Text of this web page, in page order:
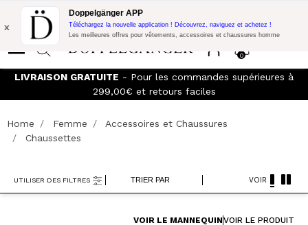
Promo Flash: 10% de réduction supplémentaire sur 300€ d'achat
avec le code:
0
x
Doppelgänger APP
Téléchargez la nouvelle application ! Découvrez, naviguez et achetez !
Les meilleures offres pour vêtements, accessoires et chaussures homme
LIVRAISON GRATUITE - Pour les commandes supérieures à
299,00€ et retours faciles
Home Femme
Accessoires et Chaussures
Chaussettes
TRIER PAR
UTILISER DES FILTRES VOIR
VOIR LE MANNEQUINVOIR LE PRODUIT